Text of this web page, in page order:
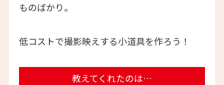
ものばかり。
低コストで撮影映えする小道具を作ろう！
教えてくれたのは…